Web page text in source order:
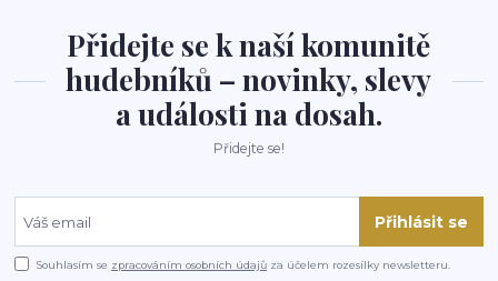
Přidejte se k naší komunitě
hudebníků – novinky, slevy
a události na dosah.
Přidejte se!
Přihlásit se
Souhlasím se zpracováním osobních údajů za účelem rozesílky newsletteru.